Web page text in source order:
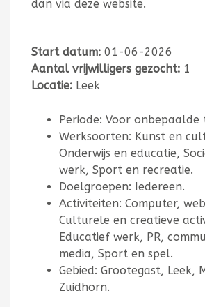
dan via deze website.
Start datum: 01-06-2026
Aantal vrijwilligers gezocht: 1
Locatie: Leek
Periode: Voor onbepaalde
Werksoorten: Kunst en
Onderwijs en educatie,
werk, Sport en recreatie.
Doelgroepen: Iedereen.
Activiteiten: Computer,
Culturele en creatieve
Educatief werk, PR,
media, Sport en spel.
Gebied: Grootegast, Leek,
Zuidhorn.